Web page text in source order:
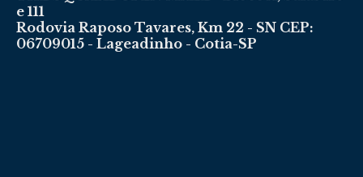
e 111
Rodovia Raposo Tavares, Km 22 - SN CEP:
06709015 - Lageadinho - Cotia-SP